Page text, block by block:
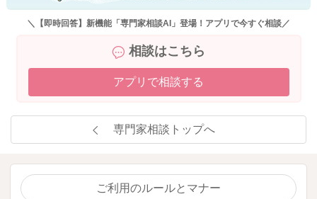
＼【即時回答】新機能「専門家相談AI」登場！アプリで今すぐ相談／
相談はこちら
アプリで相談する
専門家相談トップへ
ご利用のルールとマナー